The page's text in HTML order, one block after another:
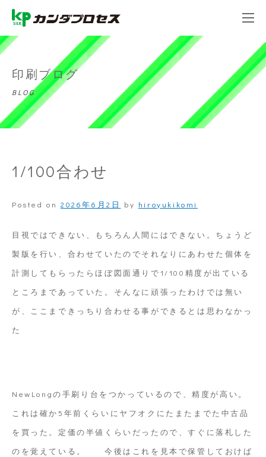
印刷ブログ
BLOG
1/100合わせ
Posted on 2026年6月2日 by hiroyukikomi
目視ではできない、もちろん人間にはできない。ちょうど
製版を行い、合わせていたのでそれなりにあわせた個体を
計測してもらったらほぼ図面通りで1/100精度が出ている
ところまであっていた。そんなに頑張ったわけでは無い
が、ここまできっちり合わせる事ができるとは思わなかっ
た
NewLongの手刷り台をつかっているので、精度が高い。
これは確か5年前くらいにヤフオクにたまたまでた中古品
を買った。定価の半値くらいだったので、すぐに落札した
のを覚えている。 今後はこれを見本で保管しておけば